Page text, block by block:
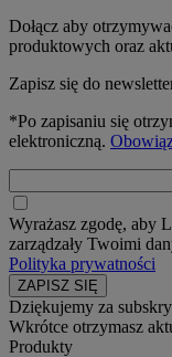
Dołącz aby
produktowych oraz
Zapisz się do
*Po zapisaniu się
elektroniczną.
Wyrażasz zgodę, aby
zarządzały Twoimi
Polityka prywatności
Dziękujemy za
Wkrótce otrzymasz
Produkty